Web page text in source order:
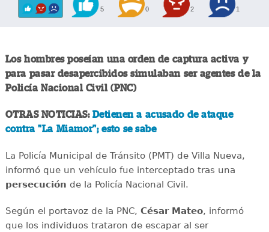
5 0 2 1
Los hombres poseían una orden de captura activa y
para pasar desapercibidos simulaban ser agentes de la
Policía Nacional Civil (PNC)
OTRAS NOTICIAS: Detienen a acusado de ataque
contra "La Miamor"; esto se sabe
La Policía Municipal de Tránsito (PMT) de Villa Nueva,
informó que un vehículo fue interceptado tras una
persecución de la Policía Nacional Civil.
Según el portavoz de la PNC, César Mateo, informó
que los individuos trataron de escapar al ser